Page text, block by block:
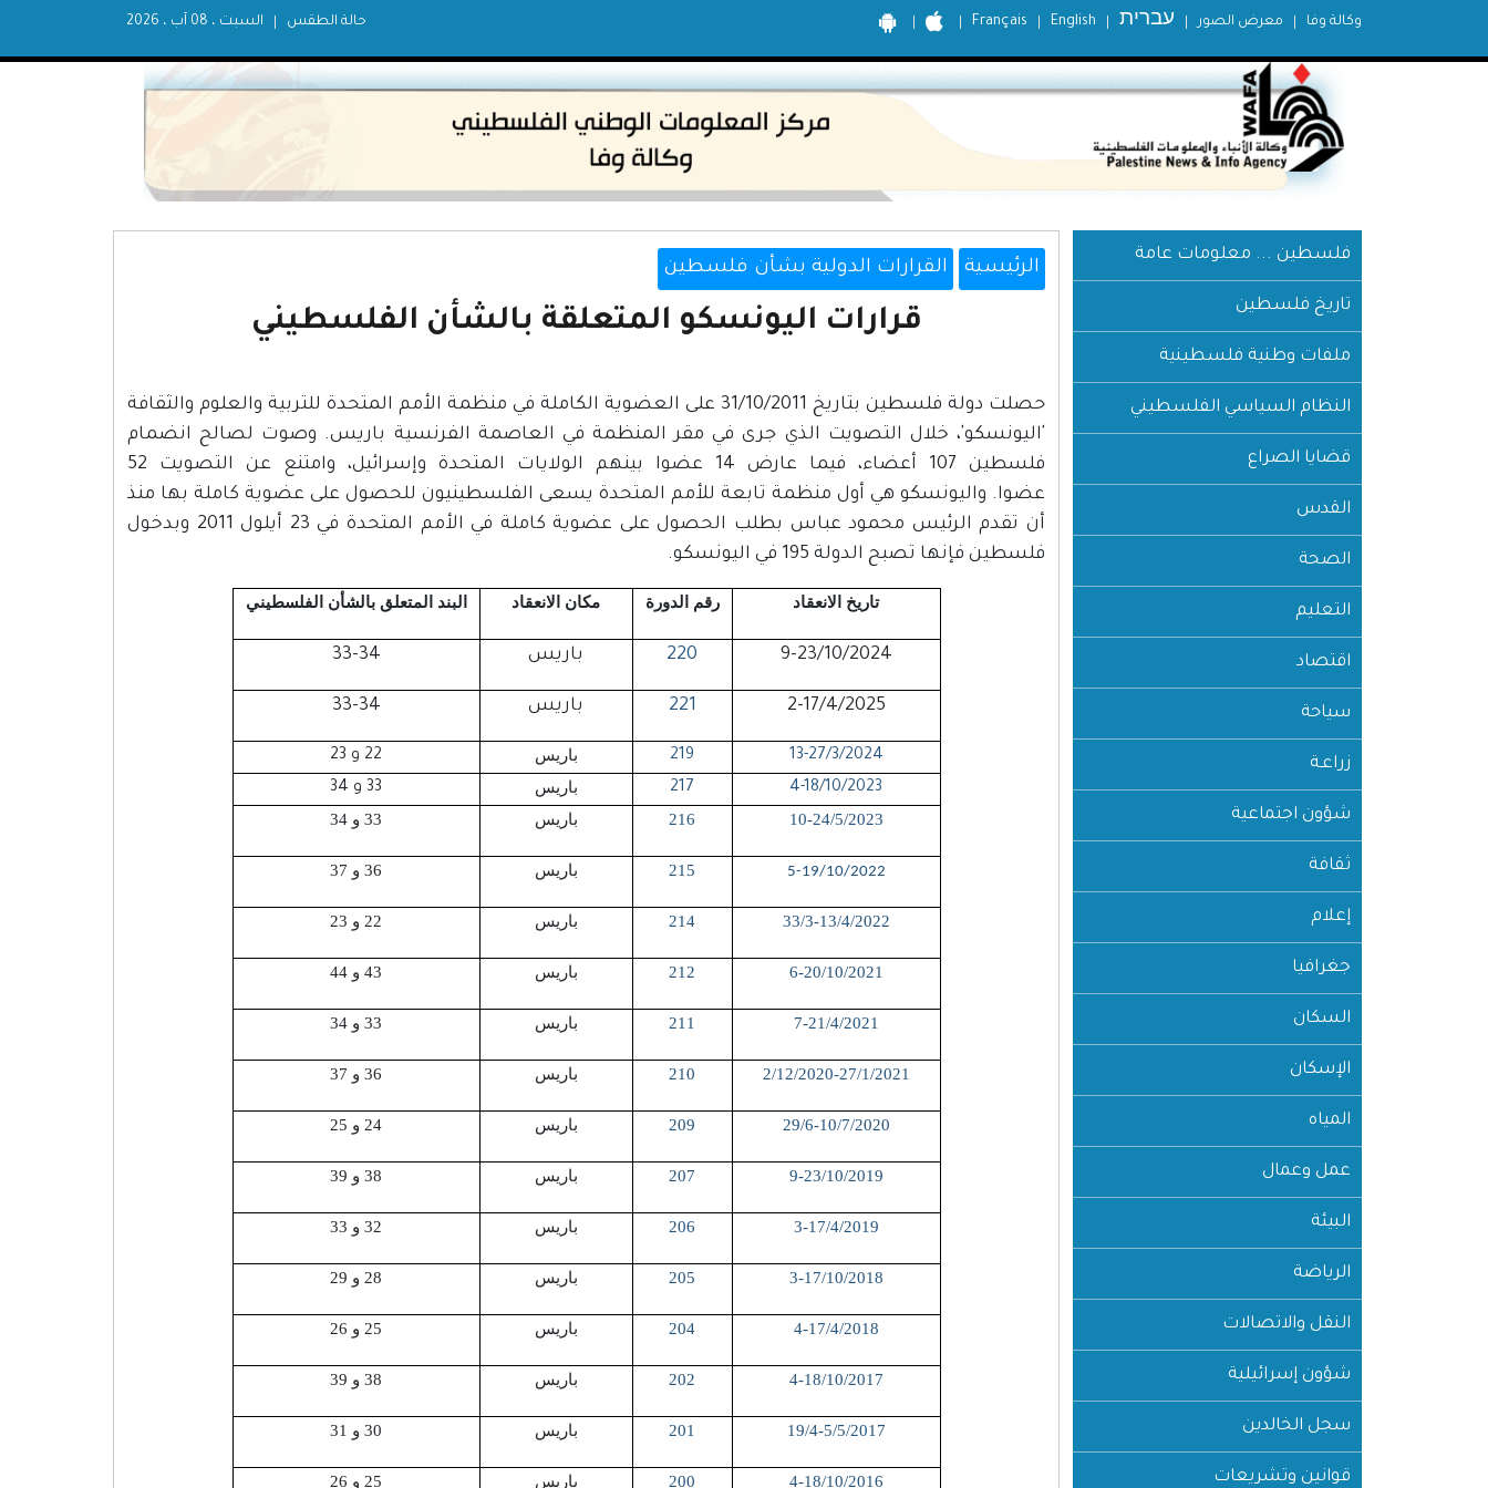
Français English עברית معرض الصور وكالة وفا السبت ، 08 آب ، 2026 حالة الطقس
فلسطين ... معلومات عامة
تاريخ فلسطين
ملفات وطنية فلسطينية
النظام السياسي الفلسطيني
قضايا الصراع
القدس
الصحة
التعليم
اقتصاد
سياحة
زراعـة
شؤون اجتماعية
ثقافة
إعلام
جغرافيا
السكان
الإسكان
المياه
عمل وعمال
البيئة
الرياضة
النقل والاتصالات
شؤون إسرائيلية
سجل الخالدين
قوانين وتشريعات
الرئيسية القرارات الدولية بشأن فلسطين
قرارات اليونسكو المتعلقة بالشأن الفلسطيني
حصلت دولة فلسطين بتاريخ 31/10/2011 على العضوية الكاملة في منظمة الأمم المتحدة للتربية والعلوم والثقافة
'اليونسكو'، خلال التصويت الذي جرى في مقر المنظمة في العاصمة الفرنسية باريس. وصوت لصالح انضمام
فلسطين 107 أعضاء، فيما عارض 14 عضوا بينهم الولايات المتحدة وإسرائيل، وامتنع عن التصويت 52
عضوا. واليونسكو هي أول منظمة تابعة للأمم المتحدة يسعى الفلسطينيون للحصول على عضوية كاملة بها منذ
أن تقدم الرئيس محمود عباس بطلب الحصول على عضوية كاملة في الأمم المتحدة في 23 أيلول 2011 وبدخول
فلسطين فإنها تصبح الدولة 195 في اليونسكو.
تاريخ الانعقاد رقم الدورة مكان الانعقاد البند المتعلق بالشأن الفلسطيني
9-23/10/2024
220 باريس 33-34
2-17/4/2025
221 باريس 33-34
13-27/3/2024
219 باريس
22 و 23
4-18/10/2023
217 باريس
33 و 34
10-24/5/2023
216 باريس 33 و 34
5-19/10/2022
215 باريس 36 و 37
33/3-13/4/2022
214 باريس 22 و 23
6-20/10/2021
212 باريس 43 و 44
7-21/4/2021
211 باريس 33 و 34
2/12/2020-27/1/2021
210 باريس 36 و 37
29/6-10/7/2020
209 باريس 24 و 25
9-23/10/2019
207 باريس 38 و 39
3-17/4/2019
206 باريس 32 و 33
3-17/10/2018
205 باريس 28 و 29
4-17/4/2018
204 باريس 25 و 26
4-18/10/2017
202 باريس 38 و 39
19/4-5/5/2017
201 باريس 30 و 31
4-18/10/2016
200 باريس 25 و 26